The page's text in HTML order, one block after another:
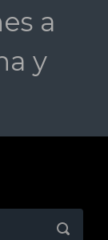
a
y